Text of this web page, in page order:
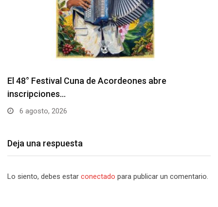
Barranquilla realizará el concierto ‘Capital de la
Patria…
6 agosto, 2026
Deja una respuesta
Lo siento, debes estar conectado para publicar un comentario.